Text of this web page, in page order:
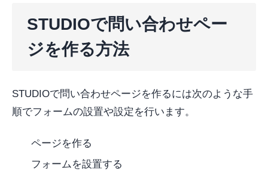
STUDIOで問い合わせペー
ジを作る方法
STUDIOで問い合わせページを作るには次のような手
順でフォームの設置や設定を行います。
ページを作る
フォームを設置する